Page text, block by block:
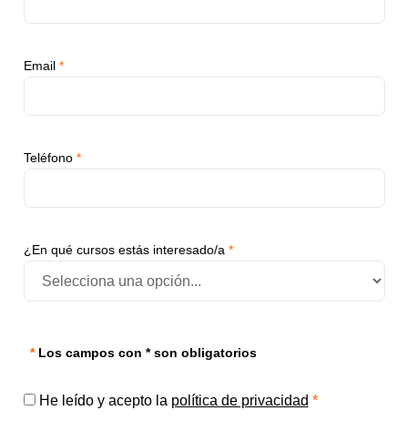
Email *
Teléfono *
¿En qué cursos estás interesado/a *
*Los campos con * son obligatorios
He leído y acepto la política de privacidad *